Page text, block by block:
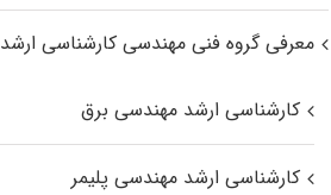
معرفی گروه فنی مهندسی کارشناسی ارشد
کارشناسی ارشد مهندسی برق
کارشناسی ارشد مهندسی پلیمر